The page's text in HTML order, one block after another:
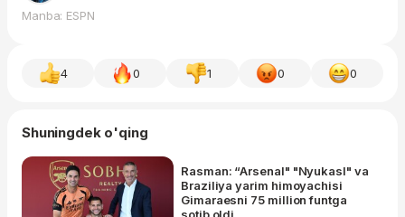
Manba: ESPN
4 0 1 0 0
Shuningdek o'qing
Rasman: “Arsenal" "Nyukasl" va
Braziliya yarim himoyachisi
Gimaraesni 75 million funtga
sotib oldi